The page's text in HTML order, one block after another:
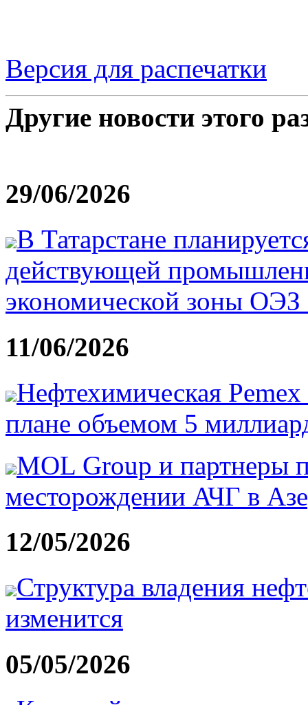
Версия для распечатки
Другие новости этого
29/06/2026
В Татарстане
действующей
экономической зоны ОЭЗ
11/06/2026
Нефтехимическая
плане объемом 5
MOL Group и партнеры
месторождении АЧГ в
12/05/2026
Структура владения
изменится
05/05/2026